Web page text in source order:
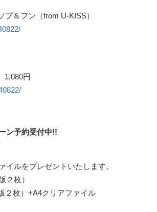
＆フン（from U-KISS）
1,080円
ン予約受付中!!
ルをプレゼントいたします。
枚）
２枚）+A4クリアファイル